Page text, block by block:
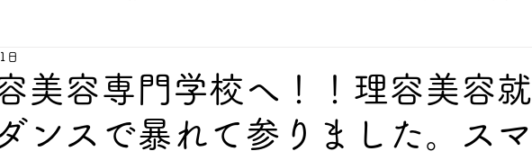
ド
美容専門学校へ！！理容美容就
ンスで暴れて参りました。スマ
日